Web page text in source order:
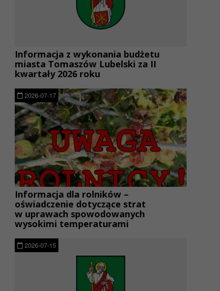
Informacja z wykonania budżetu
miasta Tomaszów Lubelski za II
kwartały 2026 roku
2026-07-17
Informacja dla rolników –
oświadczenie dotyczące strat
w uprawach spowodowanych
wysokimi temperaturami
2026-07-15